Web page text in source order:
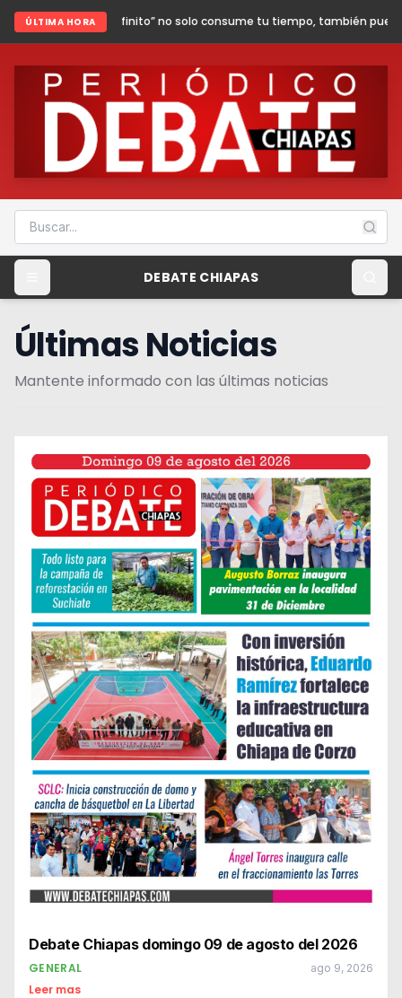
ÚLTIMA HORA
no solo consume tu tiempo, también puede poner en riesgo tu
DEBATE CHIAPAS
Últimas Noticias
Mantente informado con las últimas noticias
Debate Chiapas domingo 09 de agosto del 2026
GENERAL ago 9, 2026
Leer mas